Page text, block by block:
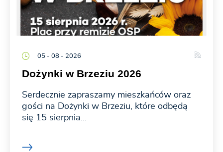
05 - 08 - 2026
Dożynki w Brzeziu 2026
Serdecznie zapraszamy mieszkańców oraz
gości na Dożynki w Brzeziu, które odbędą
się 15 sierpnia...